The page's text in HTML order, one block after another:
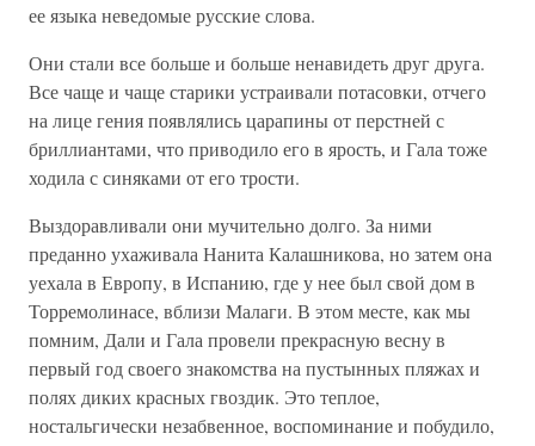
ее языка неведомые русские слова.
Они стали все больше и больше ненавидеть друг друга.
Все чаще и чаще старики устраивали потасовки, отчего
на лице гения появлялись царапины от перстней с
бриллиантами, что приводило его в ярость, и Гала тоже
ходила с синяками от его трости.
Выздоравливали они мучительно долго. За ними
преданно ухаживала Нанита Калашникова, но затем она
уехала в Европу, в Испанию, где у нее был свой дом в
Торремолинасе, вблизи Малаги. В этом месте, как мы
помним, Дали и Гала провели прекрасную весну в
первый год своего знакомства на пустынных пляжах и
полях диких красных гвоздик. Это теплое,
ностальгически незабвенное, воспоминание и побудило,